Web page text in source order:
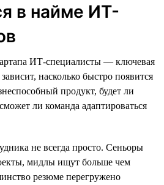
в найме ИТ-
ИТ-специалисты — ключевая
насколько быстро появится
продукт, будет ли
ли команда адаптироваться
не всегда просто. Сеньоры
мидлы ищут больше чем
резюме перегружено